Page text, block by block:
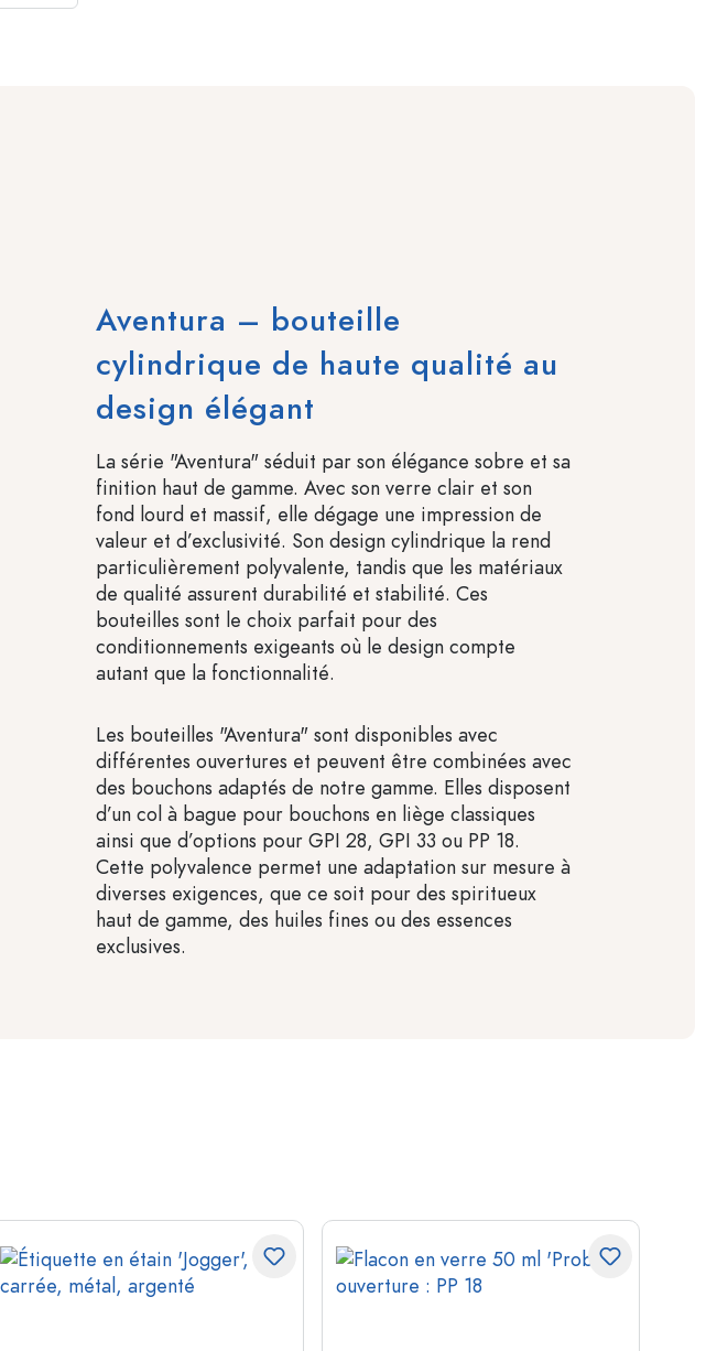
Aventura – bouteille
cylindrique de haute qualité au
design élégant
La série "Aventura" séduit par son élégance sobre et sa
finition haut de gamme. Avec son verre clair et son
fond lourd et massif, elle dégage une impression de
valeur et d’exclusivité. Son design cylindrique la rend
particulièrement polyvalente, tandis que les matériaux
de qualité assurent durabilité et stabilité. Ces
bouteilles sont le choix parfait pour des
conditionnements exigeants où le design compte
autant que la fonctionnalité.
Les bouteilles "Aventura" sont disponibles avec
différentes ouvertures et peuvent être combinées avec
des bouchons adaptés de notre gamme. Elles disposent
d’un col à bague pour bouchons en liège classiques
ainsi que d’options pour GPI 28, GPI 33 ou PP 18.
Cette polyvalence permet une adaptation sur mesure à
diverses exigences, que ce soit pour des spiritueux
haut de gamme, des huiles fines ou des essences
exclusives.